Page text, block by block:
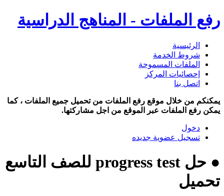
رفع الملفات - المناهج الدراسية
الرئيسية
شروط الخدمة
الملفات المسموحة
إحصائيات المركز
اتصل بنا
يمكنكم من خلال موقع رفع الملفات من تحميل جميع الملفات ، كما
يمكن رفع الملفات عبر الموقع من اجل مشاركتها.
دخول
تسجيل عضوية جديده
● حل progress test للصف التاسع
تحميل